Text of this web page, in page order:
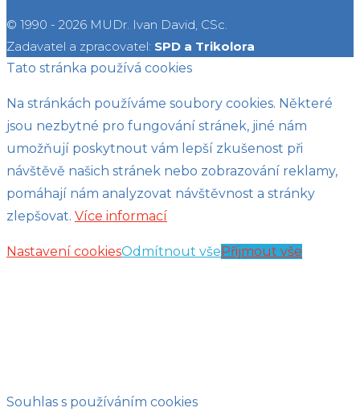
© 1990 - 2026 MUDr. Ivan David, CSc.
Zadavatel a zpracovatel: SPD a Trikolora
Tato stránka používá cookies
Na stránkách používáme soubory cookies. Některé
jsou nezbytné pro fungování stránek, jiné nám
umožňují poskytnout vám lepší zkušenost při
návštěvě našich stránek nebo zobrazování reklamy,
pomáhají nám analyzovat návštěvnost a stránky
zlepšovat. Více informací
Nastavení cookiesOdmítnout vše Přijmout vše
Souhlas s používáním cookies